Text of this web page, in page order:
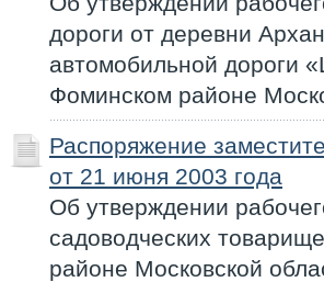
дороги от деревни
автомобильной дороги
Фоминском районе
Распоряжение
от 21 июня 2003 года
Об утверждении
садоводческих
районе Московской